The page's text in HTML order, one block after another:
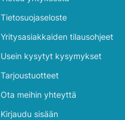
Tietosuojaseloste
Yritysasiakkaiden tilausohjeet
Usein kysytyt kysymykset
Tarjoustuotteet
Ota meihin yhteyttä
Kirjaudu sisään